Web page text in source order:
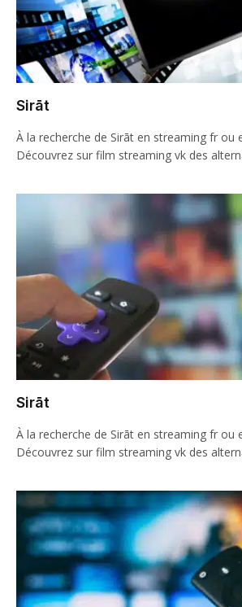
Sirāt
À la recherche de Sirāt en streaming fr ou
Découvrez sur film streaming vk des
Sirāt
À la recherche de Sirāt en streaming fr ou
Découvrez sur film streaming vk des